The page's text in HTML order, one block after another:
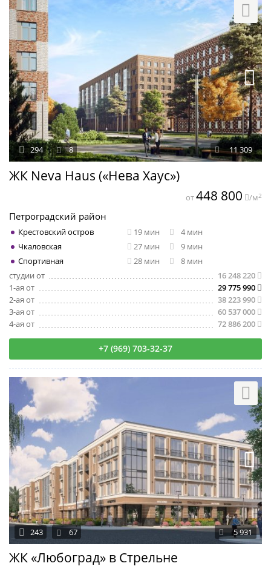
ЖК Neva Haus («Нева Хаус»)
11 309
294 8
Петроградский район
Крестовский остров 19 мин
4 мин
Чкаловская
27 мин
9 мин
Спортивная
28 мин
8 мин
студии от
16 248 220
1-ая от
29 775 990
2-ая от
38 223 990
3-ая от
60 537 000
4-ая от
72 886 200
от448 800 /м2
+7 (969) 703-32-37
ЖК «Любоград» в Стрельне
5 931
243 67